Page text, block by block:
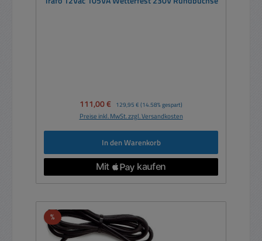
Verkaufspreis:
111,00 € Regulärer Preis:
129,95 € (14.58% gespart)
Preise inkl. MwSt. zzgl. Versandkosten
In den Warenkorb
%Rabatt